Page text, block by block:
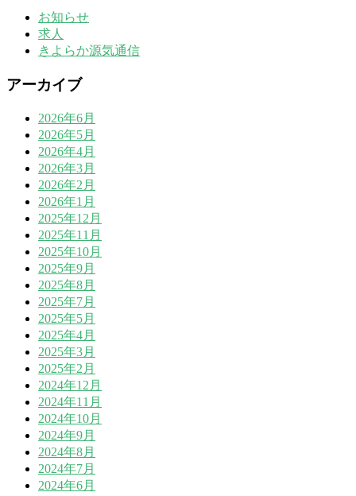
お知らせ
求人
きよらか源気通信
アーカイブ
2026年6月
2026年5月
2026年4月
2026年3月
2026年2月
2026年1月
2025年12月
2025年11月
2025年10月
2025年9月
2025年8月
2025年7月
2025年5月
2025年4月
2025年3月
2025年2月
2024年12月
2024年11月
2024年10月
2024年9月
2024年8月
2024年7月
2024年6月